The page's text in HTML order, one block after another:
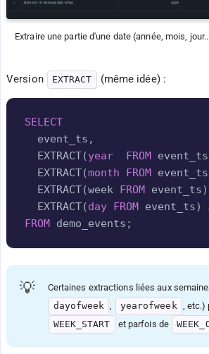
Extraire une partie d'une date (année, mois,
Version EXTRACT (même idée) :
SELECT
  event_ts
,
  EXTRACT
(year FROM event_ts
  EXTRACT
(month FROM event_ts
  EXTRACT
(week FROM event_ts)
  EXTRACT
(day FROM event_ts)
FROM
demo_events ;
💡 Certaines extractions liées aux
dayofweek
yearofweek
,
WEEK_START
et parfois de